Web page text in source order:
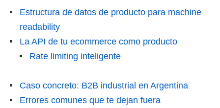
Estructura de datos de producto para machine
readability
La API de tu ecommerce como producto
Rate limiting inteligente
Caso concreto: B2B industrial en Argentina
Errores comunes que te dejan fuera